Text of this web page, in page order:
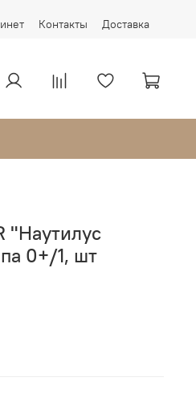
Контакты Доставка
"Наутилус
0+/1, шт